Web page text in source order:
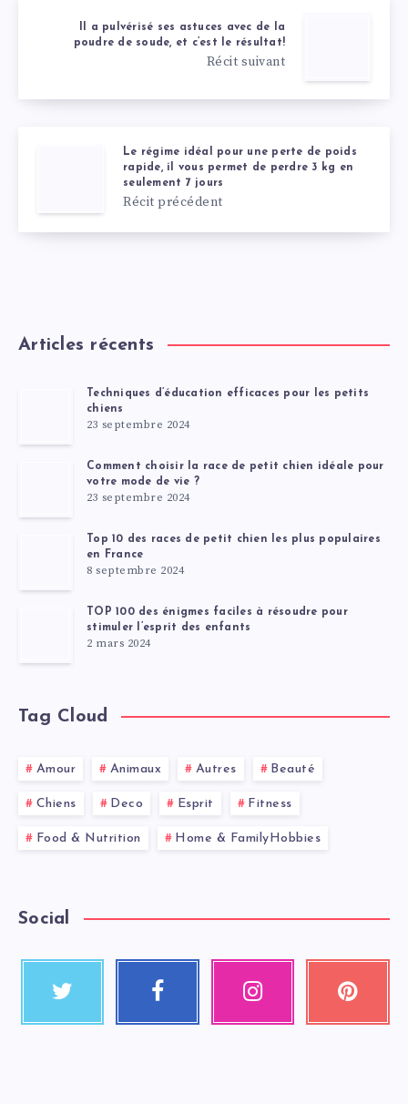
Il a pulvérisé ses astuces avec de la
poudre de soude, et c’est le résultat!
Récit suivant
Le régime idéal pour une perte de poids
rapide, il vous permet de perdre 3 kg en
seulement 7 jours
Récit précédent
Articles récents
Techniques d’éducation efficaces pour les petits
chiens
23 septembre 2024
Comment choisir la race de petit chien idéale pour
votre mode de vie ?
23 septembre 2024
Top 10 des races de petit chien les plus populaires
en France
8 septembre 2024
TOP 100 des énigmes faciles à résoudre pour
stimuler l’esprit des enfants
2 mars 2024
Tag Cloud
Amour Animaux Autres Beauté
Chiens Deco Esprit Fitness
Food & Nutrition Home & FamilyHobbies
Social